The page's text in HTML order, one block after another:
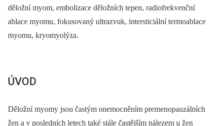
děložní myom, embolizace děložních tepen, radiofrekvenční
ablace myomu, fokusovaný ultrazvuk, intersticiální termoablace
myomu, kryomyolýza.
ÚVOD
Děložní myomy jsou častým onemocněním premenopauzálních
žen a v posledních letech také stále častějším nálezem u žen